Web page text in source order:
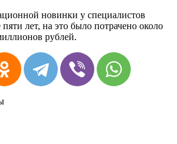
новинки у специалистов
лет, на это было потрачено около
рублей.